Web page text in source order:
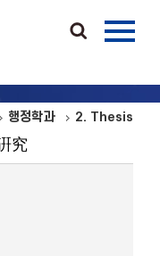
행정학과 2. Thesis
究